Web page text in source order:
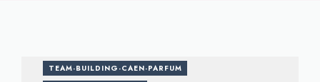
TEAM-BUILDING-CAEN-PARFUM